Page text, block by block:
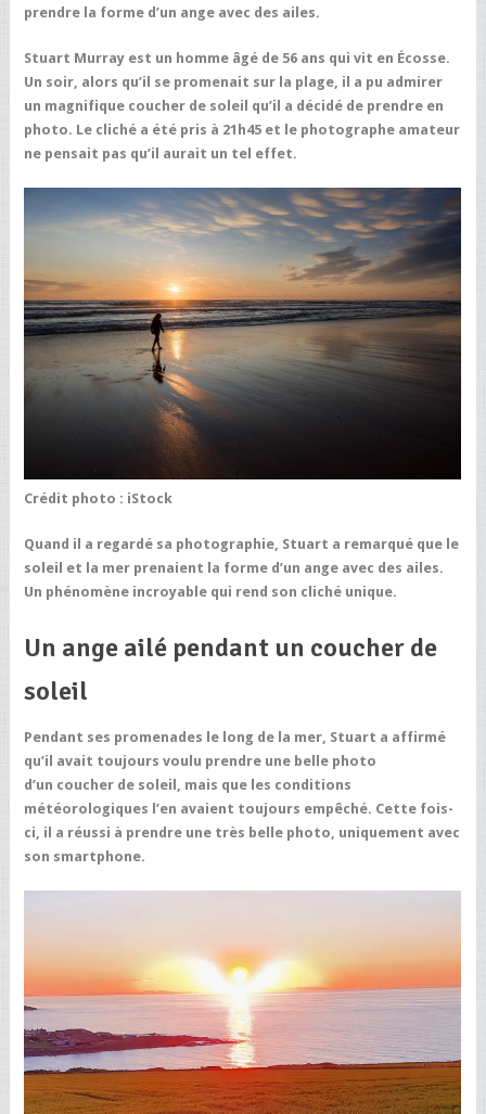
prendre la forme d’un ange avec des ailes.
Stuart Murray est un homme âgé de 56 ans qui vit en Écosse.
Un soir, alors qu’il se promenait sur la plage, il a pu admirer
un magnifique coucher de soleil qu’il a décidé de prendre en
photo. Le cliché a été pris à 21h45 et le photographe amateur
ne pensait pas qu’il aurait un tel effet.
Crédit photo : iStock
Quand il a regardé sa photographie, Stuart a remarqué que le
soleil et la mer prenaient la forme d’un ange avec des ailes.
Un phénomène incroyable qui rend son cliché unique.
Un ange ailé pendant un coucher de
soleil
Pendant ses promenades le long de la mer, Stuart a affirmé
qu’il avait toujours voulu prendre une belle photo
d’un coucher de soleil, mais que les conditions
météorologiques l’en avaient toujours empêché. Cette fois-
ci, il a réussi à prendre une très belle photo, uniquement avec
son smartphone.